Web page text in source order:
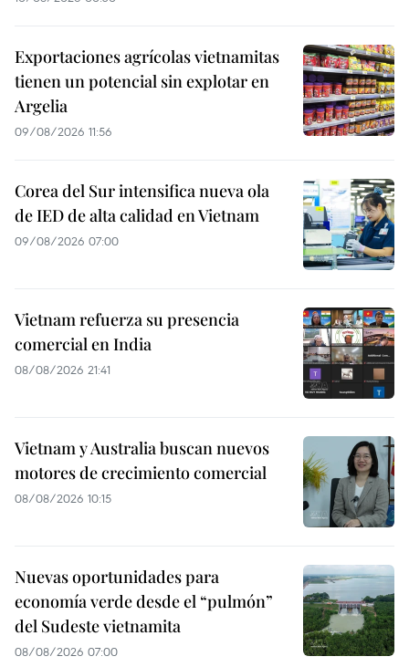
Exportaciones agrícolas vietnamitas
tienen un potencial sin explotar en
Argelia
09/08/2026 11:56
Corea del Sur intensifica nueva ola
de IED de alta calidad en Vietnam
09/08/2026 07:00
Vietnam refuerza su presencia
comercial en India
08/08/2026 21:41
Vietnam y Australia buscan nuevos
motores de crecimiento comercial
08/08/2026 10:15
Nuevas oportunidades para
economía verde desde el “pulmón”
del Sudeste vietnamita
08/08/2026 07:00